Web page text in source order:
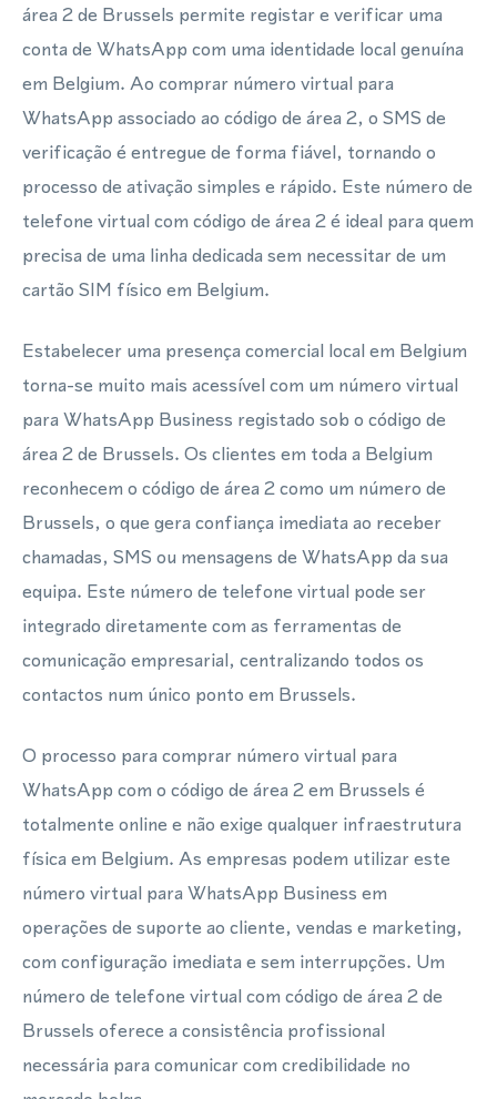
área 2 de Brussels permite registar e verificar uma
conta de WhatsApp com uma identidade local genuína
em Belgium. Ao comprar número virtual para
WhatsApp associado ao código de área 2, o SMS de
verificação é entregue de forma fiável, tornando o
processo de ativação simples e rápido. Este número de
telefone virtual com código de área 2 é ideal para quem
precisa de uma linha dedicada sem necessitar de um
cartão SIM físico em Belgium.
Estabelecer uma presença comercial local em Belgium
torna-se muito mais acessível com um número virtual
para WhatsApp Business registado sob o código de
área 2 de Brussels. Os clientes em toda a Belgium
reconhecem o código de área 2 como um número de
Brussels, o que gera confiança imediata ao receber
chamadas, SMS ou mensagens de WhatsApp da sua
equipa. Este número de telefone virtual pode ser
integrado diretamente com as ferramentas de
comunicação empresarial, centralizando todos os
contactos num único ponto em Brussels.
O processo para comprar número virtual para
WhatsApp com o código de área 2 em Brussels é
totalmente online e não exige qualquer infraestrutura
física em Belgium. As empresas podem utilizar este
número virtual para WhatsApp Business em
operações de suporte ao cliente, vendas e marketing,
com configuração imediata e sem interrupções. Um
número de telefone virtual com código de área 2 de
Brussels oferece a consistência profissional
necessária para comunicar com credibilidade no